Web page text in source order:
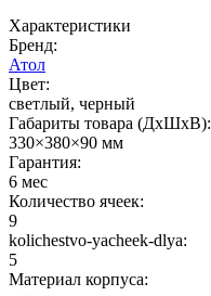
Характеристики
Бренд:
Атол
Цвет:
светлый, черный
Габариты товара (ДxШxВ):
330×380×90 мм
Гарантия:
6 мес
Количество ячеек:
9
kolichestvo-yacheek-dlya:
5
Материал корпуса: